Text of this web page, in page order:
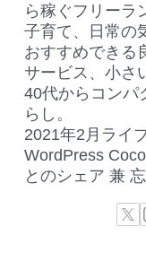
ら稼ぐフリーラ
子育て、日常の
おすすめできる
サービス、小さ
40代からコンパ
らし。
2021年2月ライ
WordPress
とのシェア 兼 忘